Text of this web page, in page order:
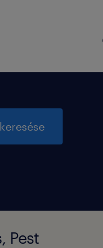
Pest